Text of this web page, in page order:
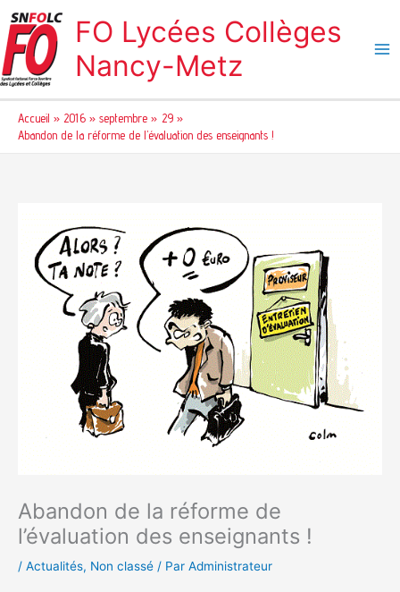
au
contenu
FO Lycées Collèges
Nancy-Metz
Accueil 2016 septembre
29
Abandon de la réforme de l’évaluation des enseignants !
Abandon de la réforme de
l’évaluation des enseignants !
/ Actualités, Non classé / Par Administrateur